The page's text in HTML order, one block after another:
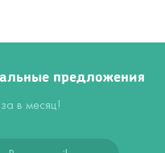
предложения
в месяц!